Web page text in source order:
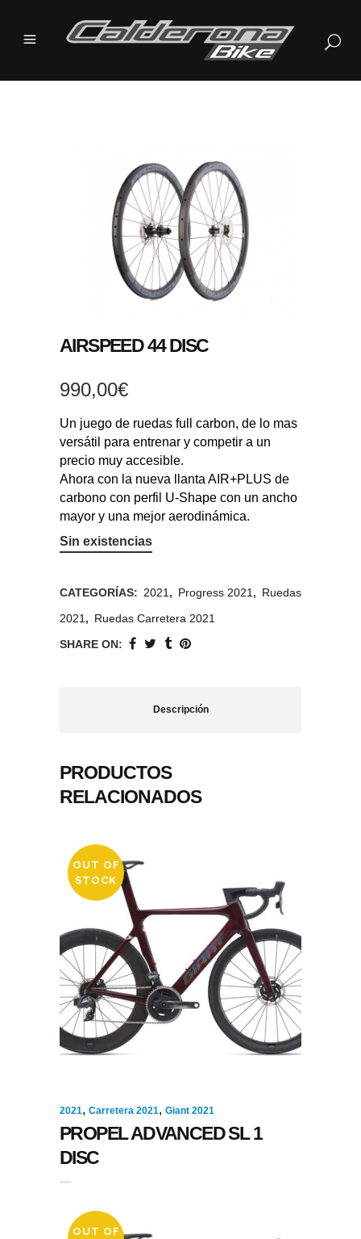
AIRSPEED 44 DISC
990,00€
Un juego de ruedas full carbon, de lo mas
versátil para entrenar y competir a un
precio muy accesible.
Ahora con la nueva llanta AIR+PLUS de
carbono con perfil U-Shape con un ancho
mayor y una mejor aerodinámica.
Sin existencias
CATEGORÍAS: 2021 , Progress 2021 , Ruedas
2021 , Ruedas Carretera 2021
SHARE ON:
Descripción
PRODUCTOS
RELACIONADOS
OUT OF
STOCK
2021, Carretera 2021, Giant 2021
PROPEL ADVANCED SL 1
DISC
OUT OF